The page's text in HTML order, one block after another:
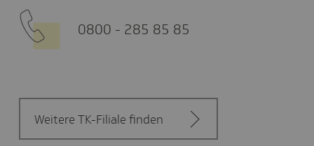
0800 - 285 85 85
Weitere TK-Filiale finden